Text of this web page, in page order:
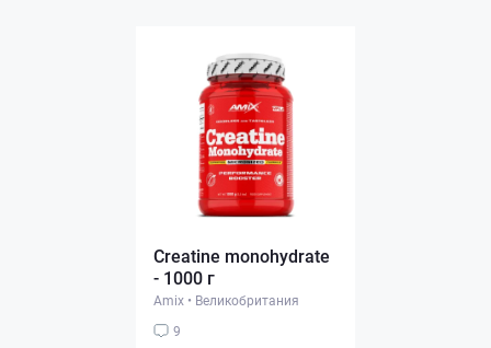
Creatine monohydrate
- 1000 г
Amix • Великобритания
9